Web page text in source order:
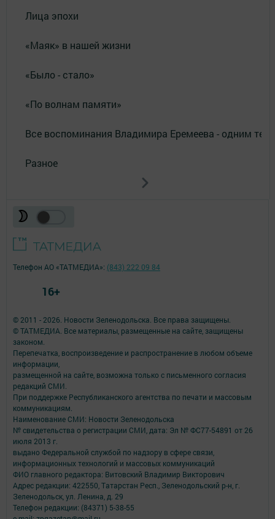
Лица эпохи
«Маяк» в нашей жизни
«Было - стало»
«По волнам памяти»
Все воспоминания Владимира Еремеева - одним
Разное
© 2011 - 2026. Новости Зеленодольска. Все права защищены.
© ТАТМЕДИА. Все материалы, размещенные на сайте, защищены
законом.
Перепечатка, воспроизведение и распространение в любом объеме
информации,
размещенной на сайте, возможна только с письменного согласия
редакций СМИ.
При поддержке Республиканского агентства по печати и массовым
коммуникациям.
Наименование СМИ: Новости Зеленодольска
№ свидетельства о регистрации СМИ, дата: Эл № ФС77-54891 от 26
июля 2013 г.
выдано Федеральной службой по надзору в сфере связи,
информационных технологий и массовых коммуникаций
ФИО главного редактора: Витовский Владимир Викторович
Адрес редакции: 422550, Татарстан Респ., Зеленодольский р-н, г.
Зеленодольск, ул. Ленина, д. 29
Телефон редакции: (84371) 5-38-55
Телефон АО «ТАТМЕДИА»: (843) 222 09 84
16+